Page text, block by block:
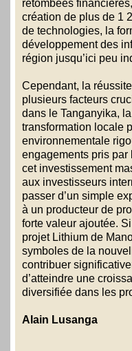
retombées
création de plus de 1
de technologies, la
développement des
région jusqu’ici peu
Cependant, la
plusieurs facteurs
dans le Tanganyika,
transformation locale
environnementale
engagements pris par
cet investissement
aux investisseurs
passer d’un simple
à un producteur de
forte valeur ajoutée.
projet Lithium de
symboles de la
contribuer
d’atteindre une
diversifiée dans les
Alain Lusanga